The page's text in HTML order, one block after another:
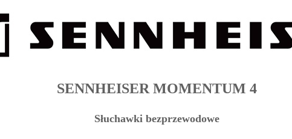
SENNHEISER MOMENTUM 4
Słuchawki bezprzewodowe